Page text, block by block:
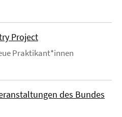
Project
Praktikant*innen
des Bundes